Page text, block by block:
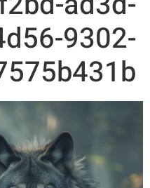
4d56-